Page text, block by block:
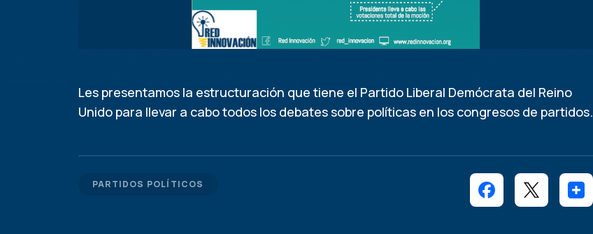
Les presentamos la estructuración que tiene el Partido Liberal Demócrata del Reino
Unido para llevar a cabo todos los debates sobre políticas en los congresos de partidos.
PARTIDOS POLÍTICOS